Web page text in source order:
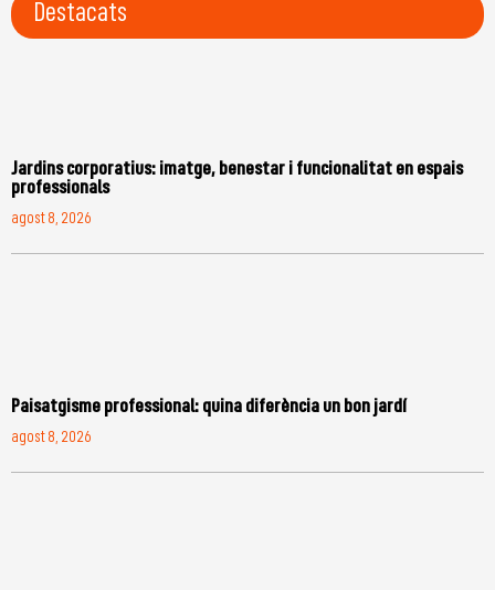
Destacats
Jardins corporatius: imatge, benestar i funcionalitat en espais
professionals
agost 8, 2026
Paisatgisme professional: quina diferència un bon jardí
agost 8, 2026